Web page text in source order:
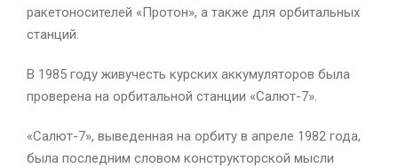
ракетоносителей «Протон», а также для орбитальных
станций.
В 1985 году живучесть курских аккумуляторов была
проверена на орбитальной станции «Салют-7».
«Салют-7», выведенная на орбиту в апреле 1982 года,
была последним словом конструкторской мысли